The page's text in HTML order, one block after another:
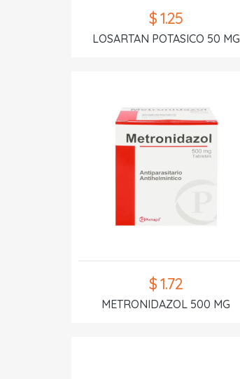
$ 1.25
LOSARTAN POTASICO 50 MG
$ 1.72
METRONIDAZOL 500 MG